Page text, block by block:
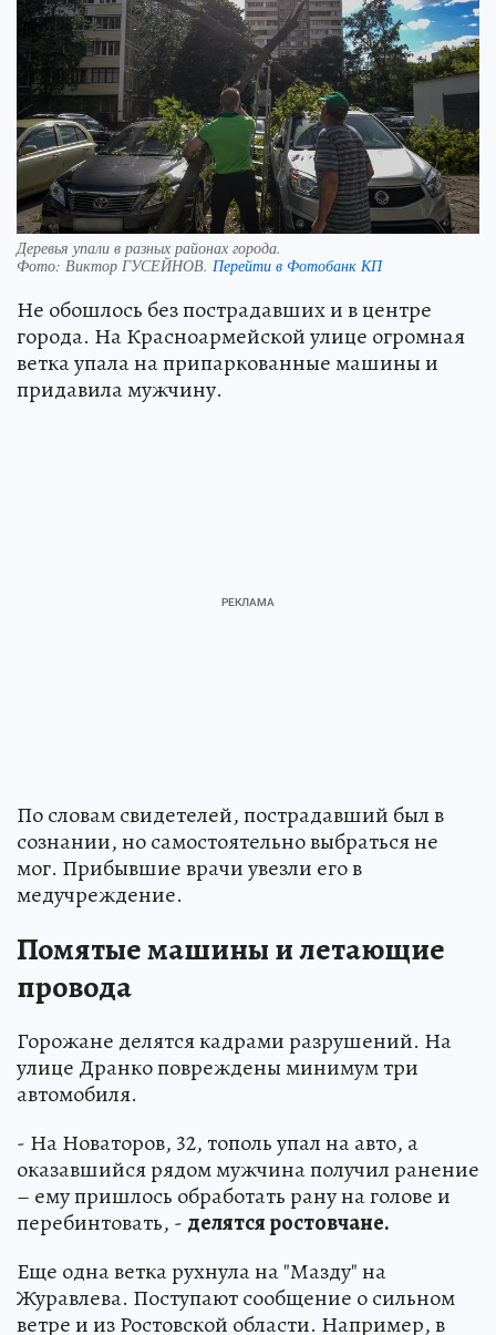
Деревья упали в разных районах города.
Фото: Виктор ГУСЕЙНОВ. Перейти в Фотобанк КП
Не обошлось без пострадавших и в центре
города. На Красноармейской улице огромная
ветка упала на припаркованные машины и
придавила мужчину.
По словам свидетелей, пострадавший был в
сознании, но самостоятельно выбраться не
мог. Прибывшие врачи увезли его в
медучреждение.
Помятые машины и летающие
провода
Горожане делятся кадрами разрушений. На
улице Дранко повреждены минимум три
автомобиля.
- На Новаторов, 32, тополь упал на авто, а
оказавшийся рядом мужчина получил ранение
– ему пришлось обработать рану на голове и
перебинтовать, - делятся ростовчане.
Еще одна ветка рухнула на "Мазду" на
Журавлева. Поступают сообщение о сильном
ветре и из Ростовской области. Например, в